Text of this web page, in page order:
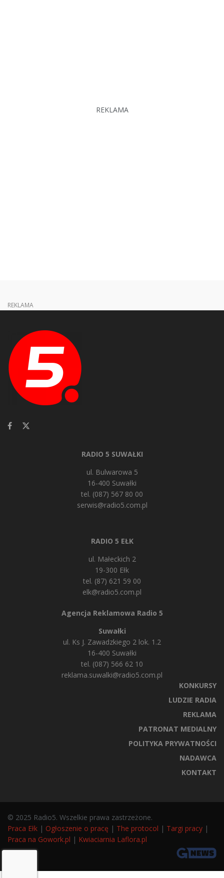
REKLAMA
REKLAMA
RADIO 5 SUWAŁKI
ul. Bulwarowa 5
16-400 Suwałki
tel. (087) 567 80 00
serwis@radio5.com.pl
RADIO 5 EŁK
ul. Małeckich 2
19-300 Ełk
tel. (87) 621 59 00
elk@radio5.com.pl
Agencja Reklamowa Radio 5
Suwałki
ul. Ks J. Zawadzkiego 2 lok. 1.2
16-400 Suwałki
tel. (087) 566 62 10
reklama.suwalki@radio5.com.pl
KONKURSY
LUDZIE RADIA
REKLAMA
PATRONAT MEDIALNY
POLITYKA PRYWATNOŚCI
NADAWCA
KONTAKT
© 2025 Radio5. Wszelkie prawa zastrzeżone.
Praca Ełk | Ogłoszenie o pracę | The protocol | Targi pracy |
Praca na Gowork.pl | Kwiaciarnia Laflora.pl